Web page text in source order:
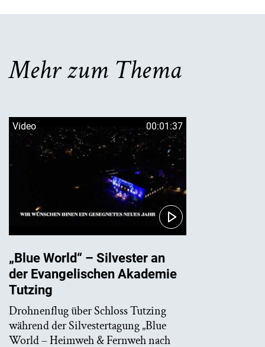
Mehr zum Thema
Video 00:01:37
„Blue World“ – Silvester an
der Evangelischen Akademie
Tutzing
Drohnenflug über Schloss Tutzing
während der Silvestertagung „Blue
World – Heimweh & Fernweh nach